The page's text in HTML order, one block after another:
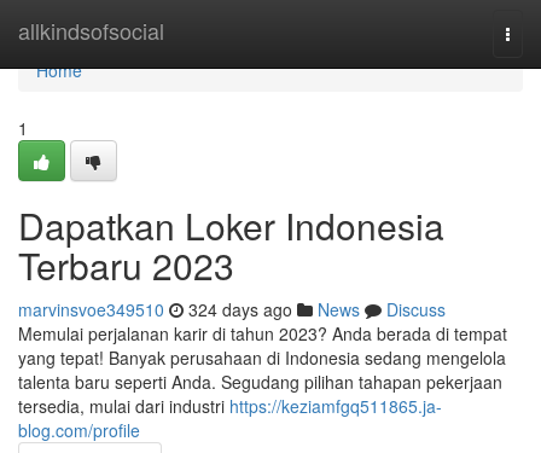
allkindsofsocial
Home
Home
1
Dapatkan Loker Indonesia
Terbaru 2023
marvinsvoe349510 324 days ago News
Discuss
Memulai perjalanan karir di tahun 2023? Anda berada di tempat
yang tepat! Banyak perusahaan di Indonesia sedang mengelola
talenta baru seperti Anda. Segudang pilihan tahapan pekerjaan
tersedia, mulai dari industri https://keziamfgq511865.ja-
blog.com/profile